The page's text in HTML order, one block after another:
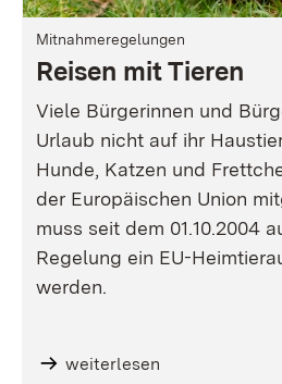
Mitnahmeregelungen
Reisen mit Tieren
Viele Bürgerinnen und
Urlaub nicht auf ihr
Hunde, Katzen und
der Europäischen Union
muss seit dem 01.10.2004
Regelung ein EU-
werden.
weiterlesen